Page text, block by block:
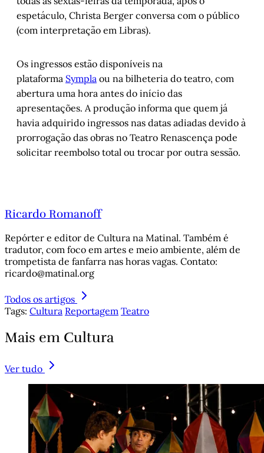
espetáculo, Christa Berger conversa com o público
(com interpretação em Libras).
Os ingressos estão disponíveis na
plataforma Sympla ou na bilheteria do teatro, com
abertura uma hora antes do início das
apresentações. A produção informa que quem já
havia adquirido ingressos nas datas adiadas devido à
prorrogação das obras no Teatro Renascença pode
solicitar reembolso total ou trocar por outra sessão.
Ricardo Romanoff
Repórter e editor de Cultura na Matinal. Também é
tradutor, com foco em artes e meio ambiente, além de
trompetista de fanfarra nas horas vagas. Contato:
ricardo@matinal.org
Todos os artigos
Tags: Cultura Reportagem Teatro
Mais em Cultura
Ver tudo